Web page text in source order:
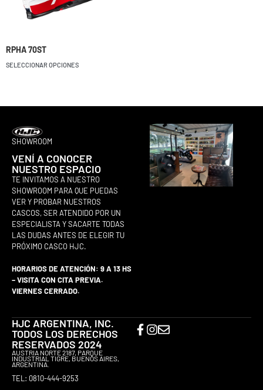
RPHA 70ST
SELECCIONAR OPCIONES
SHOWROOM
VENÍ A CONOCER
NUESTRO ESPACIO
TE INVITAMOS A NUESTRO
SHOWROOM PARA QUE PUEDAS
VER Y PROBAR NUESTROS
CASCOS, SER ATENDIDO POR UN
ESPECIALISTA Y SACARTE TODAS
LAS DUDAS ANTES DE ELEGIR TU
PRÓXIMO CASCO HJC.
HORARIOS DE ATENCIÓN: 9 A 13 HS
– VISITA CON CITA PREVIA.
VIERNES CERRADO.
HJC ARGENTINA, INC.
TODOS LOS DERECHOS
RESERVADOS 2024
AUSTRIA NORTE 2187, PARQUE
INDUSTRIAL TIGRE, BUENOS AIRES,
ARGENTINA.
TEL: 0810-444-9253